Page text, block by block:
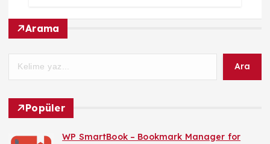
Arama
Ara
Popüler
WP SmartBook – Bookmark Manager for